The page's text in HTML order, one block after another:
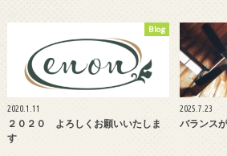
Blog
2020.1.11
２０２０ よろしくお願いいたしま
す
2025.7.23
バランス